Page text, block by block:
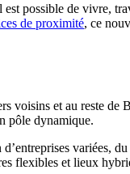
possible de vivre,
de proximité, ce
voisins et au reste de
pôle dynamique.
variées,
flexibles et lieux